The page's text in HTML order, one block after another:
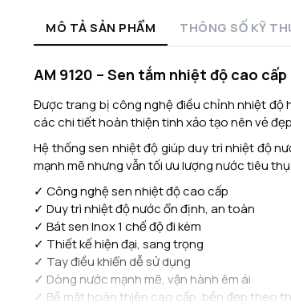
MÔ TẢ SẢN PHẨM THÔNG SỐ KỸ
AM 9120 – Sen tắm nhiệt độ cao
Được trang bị công nghệ điều chỉnh nhiệt độ
các chi tiết hoàn thiện tinh xảo tạo nên vẻ
Hệ thống sen nhiệt độ giúp duy trì nhiệt độ
mạnh mẽ nhưng vẫn tối ưu lượng nước tiêu thụ.
✓ Công nghệ sen nhiệt độ cao cấp
✓ Duy trì nhiệt độ nước ổn định, an toàn
✓ Bát sen Inox 1 chế độ đi kèm
✓ Thiết kế hiện đại, sang trọng
✓ Tay điều khiển dễ sử dụng
✓ Dòng nước mạnh mẽ, vận hành êm ái
✓ Bề mặt hoàn thiện cao cấp, bền đẹp theo